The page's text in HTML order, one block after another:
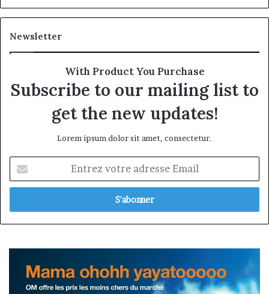
Newsletter
With Product You Purchase
Subscribe to our mailing list to
get the new updates!
Lorem ipsum dolor sit amet, consectetur.
votre
adresse